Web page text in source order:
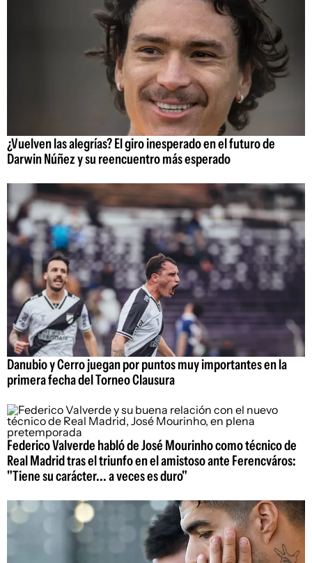
¿Vuelven las alegrías? El giro inesperado en el futuro de
Darwin Núñez y su reencuentro más esperado
Danubio y Cerro juegan por puntos muy importantes en la
primera fecha del Torneo Clausura
Federico Valverde habló de José Mourinho como técnico de
Real Madrid tras el triunfo en el amistoso ante Ferencváros:
"Tiene su carácter... a veces es duro"